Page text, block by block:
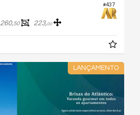
#437
260,50 223,00
LANÇAMENTO